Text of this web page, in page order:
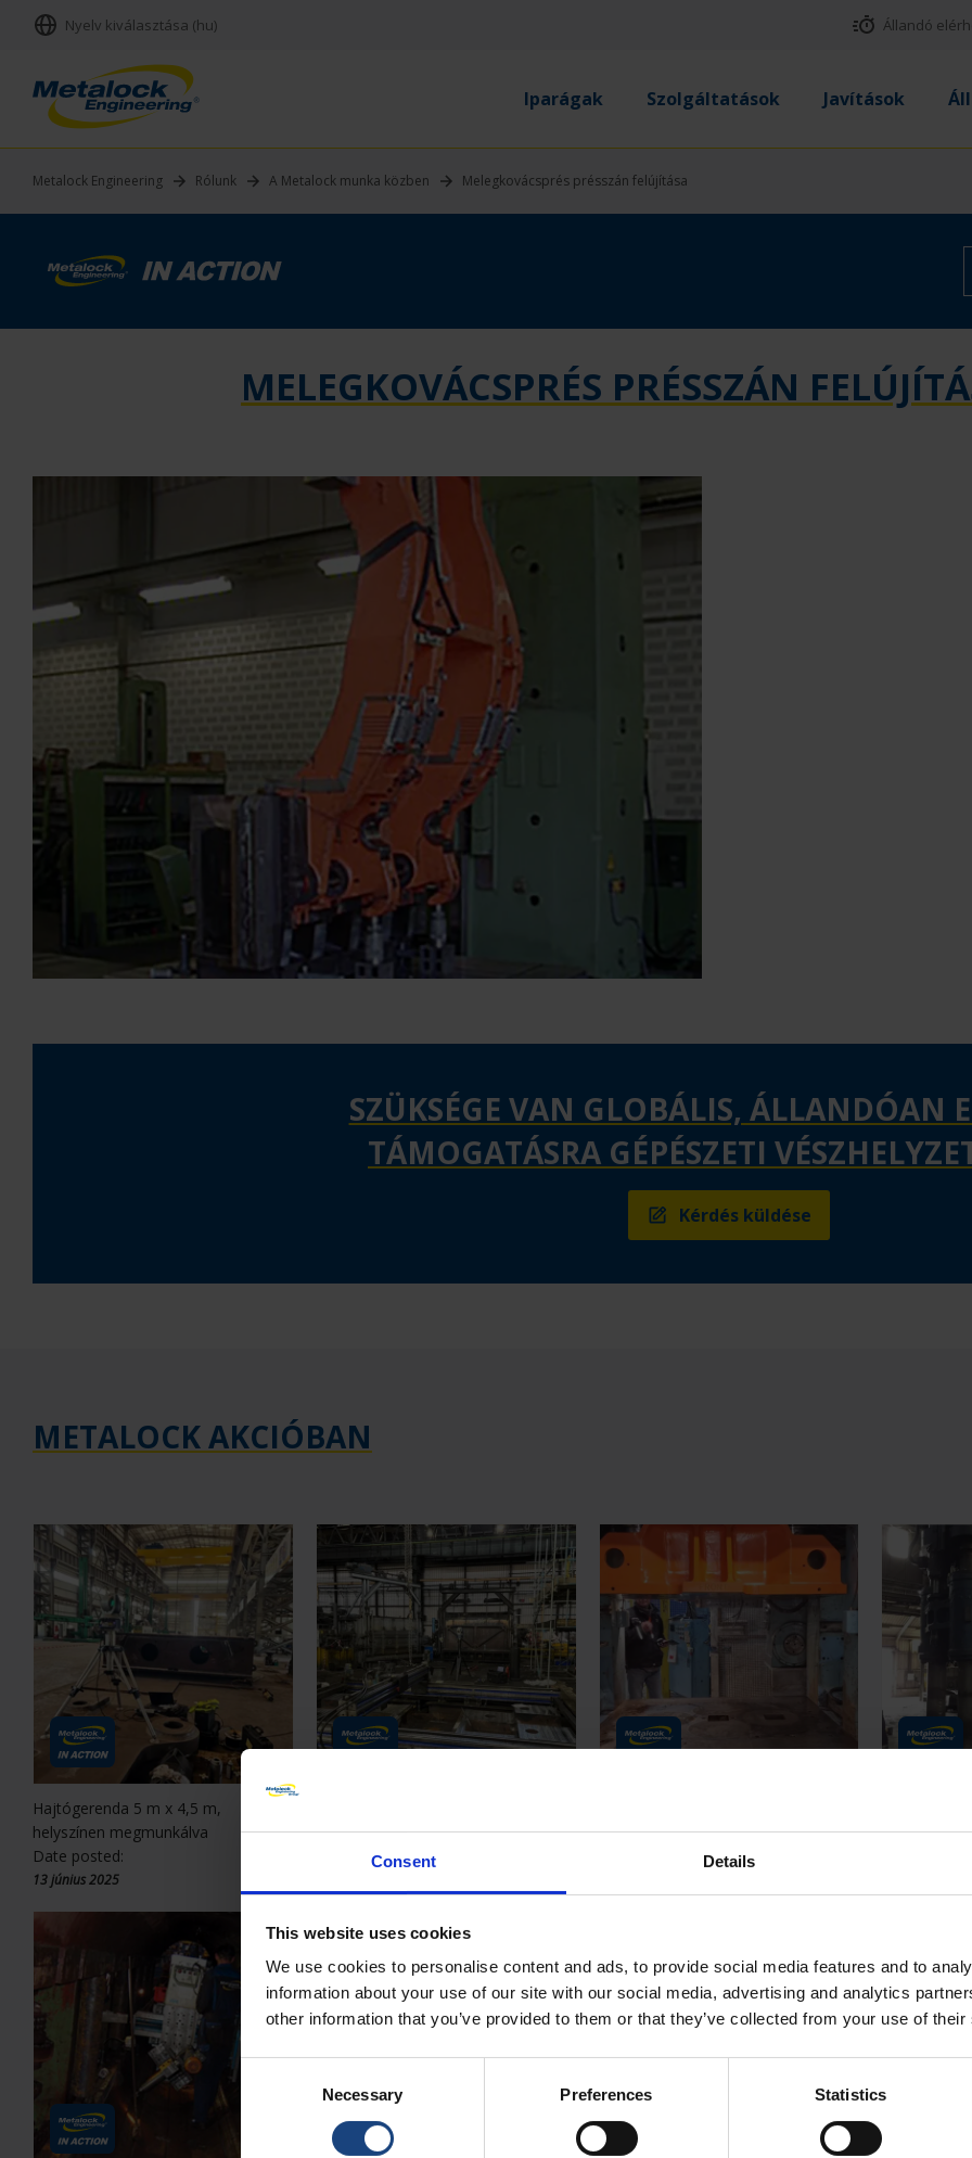
Consent Details
This website uses cookies
We use cookies to personalise content and ads, to provide social media features and to
information about your use of our site with our social media, advertising and analytics
other information that you’ve provided to them or that they’ve collected from your use of
Necessary Preferences Statistics
Nyelv kiválasztása (hu) Állandó
Iparágak Szolgáltatások Javítások
Metalock Engineering Rólunk A Metalock munka közben Melegkovácsprés présszán felújítása
MELEGKOVÁCSPRÉS PRÉSSZÁN
SZÜKSÉGE VAN GLOBÁLIS, ÁLLANDÓAN
TÁMOGATÁSRA GÉPÉSZETI
Kérdés küldése
METALOCK AKCIÓBAN
Hajtógerenda 5 m x 4,5 m,
helyszínen megmunkálva
Date posted:
13 június 2025
alaplemez
Date posted:
Date posted:
Date posted: